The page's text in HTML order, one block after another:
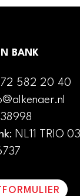
BANK
582 20 40
: NL11 TRIO